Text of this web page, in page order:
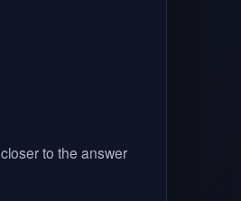
to the answer